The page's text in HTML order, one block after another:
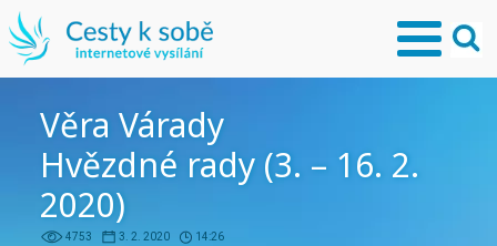
Věra Várady
Hvězdné rady (3. – 16. 2.
2020)
4753 3. 2. 2020 14:26